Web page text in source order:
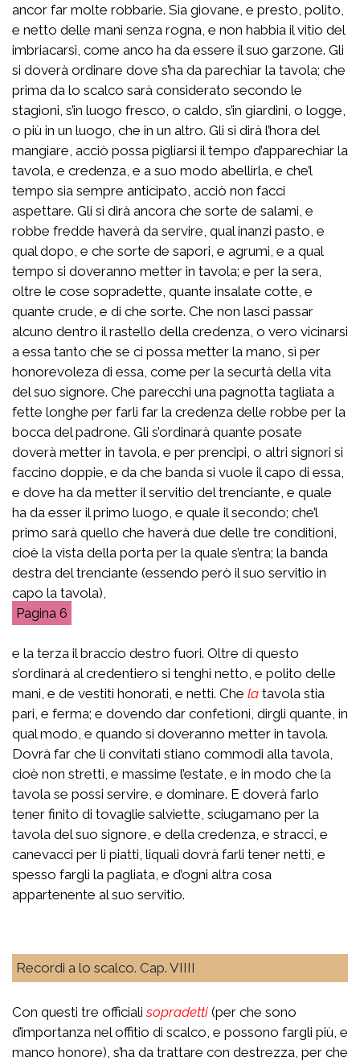
ancor far molte robbarie. Sia giovane, e presto, polito,
e netto delle mani senza rogna, e non habbia il vitio del
imbriacarsi, come anco ha da essere il suo garzone. Gli
si doverà ordinare dove s’ha da parechiar la tavola; che
prima da lo scalco sarà considerato secondo le
stagioni, s’in luogo fresco, o caldo, s’in giardini, o logge,
o più in un luogo, che in un altro. Gli si dirà l’hora del
mangiare, acciò possa pigliarsi il tempo d’apparechiar la
tavola, e credenza, e a suo modo abellirla, e che’l
tempo sia sempre anticipato, acciò non facci
aspettare. Gli si dirà ancora che sorte de salami, e
robbe fredde haverà da servire, qual inanzi pasto, e
qual dopo, e che sorte de sapori, e agrumi, e a qual
tempo si doveranno metter in tavola; e per la sera,
oltre le cose sopradette, quante insalate cotte, e
quante crude, e di che sorte. Che non lasci passar
alcuno dentro il rastello della credenza, o vero vicinarsi
a essa tanto che se ci possa metter la mano, sì per
honorevoleza di essa, come per la securtà della vita
del suo signore. Che parecchi una pagnotta tagliata a
fette longhe per farli far la credenza delle robbe per la
bocca del padrone. Gli s’ordinarà quante posate
doverà metter in tavola, e per prencipi, o altri signori si
faccino doppie, e da che banda si vuole il capo di essa,
e dove ha da metter il servitio del trenciante, e quale
ha da esser il primo luogo, e quale il secondo; che’l
primo sarà quello che haverà due delle tre conditioni,
cioè la vista della porta per la quale s’entra; la banda
destra del trenciante (essendo però il suo servitio in
capo la tavola),
6
e la terza il braccio destro fuori. Oltre di questo
s’ordinarà al credentiero si tenghi netto, e polito delle
mani, e de vestiti honorati, e netti. Che la tavola stia
pari, e ferma; e dovendo dar confetioni, dirgli quante, in
qual modo, e quando si doveranno metter in tavola.
Dovrà far che li convitati stiano commodi alla tavola,
cioè non stretti, e massime l’estate, e in modo che la
tavola se possi servire, e dominare. E doverà farlo
tener finito di tovaglie salviette, sciugamano per la
tavola del suo signore, e della credenza, e stracci, e
canevacci per li piatti, liquali dovrà farli tener netti, e
spesso fargli la pagliata, e d’ogni altra cosa
appartenente al suo servitio.
Recordi a lo scalco. Cap. VIIII
Con questi tre officialisopradetti (per che sono
d’importanza nel offitio di scalco, e possono fargli più, e
manco honore), s’ha da trattare con destrezza, per che